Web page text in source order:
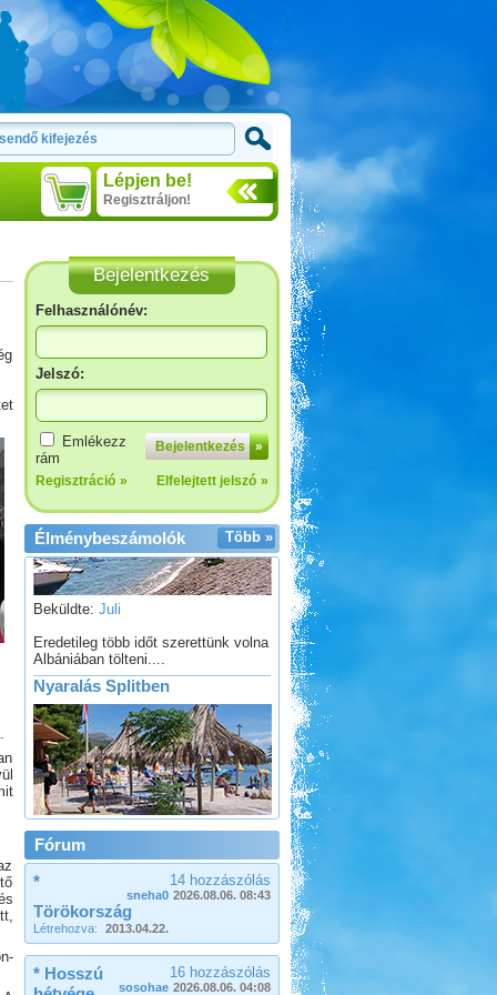
Lépjen be!
Regisztráljon!
Bejelentkezés
Felhasználónév:
Jelszó:
Bejelentkezés »
Emlékezz
rám
Regisztráció » Elfelejtett jelszó »
Több »
Élménybeszámolók
Bosznia-Hercegovina,
Montenegró, Albánia
Beküldte:Juli
Eredetileg több időt szerettünk volna
Albániában tölteni....
Nyaralás Splitben
Beküldte:PSteve
Rengeteg látnivaló van...
Görögország, Ελλάδα 2017
Beküldte:
Nemo25
Fórum
14 hozzászólás
sneha0 2026.08.06. 08:43
*
Törökország
Létrehozva: 2013.04.22.
16 hozzászólás
sosohae 2026.08.06. 04:08
* Hosszú